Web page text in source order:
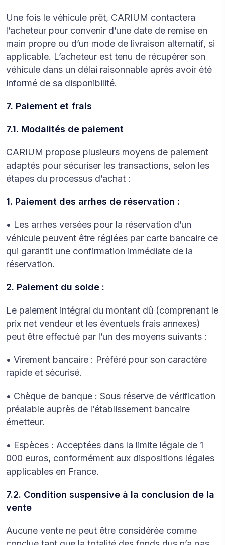
Une fois le véhicule prêt, CARIUM contactera
l’acheteur pour convenir d’une date de remise en
main propre ou d’un mode de livraison alternatif, si
applicable. L’acheteur est tenu de récupérer son
véhicule dans un délai raisonnable après avoir été
informé de sa disponibilité.
7. Paiement et frais
7.1. Modalités de paiement
CARIUM propose plusieurs moyens de paiement
adaptés pour sécuriser les transactions, selon les
étapes du processus d’achat :
1. Paiement des arrhes de réservation :
• Les arrhes versées pour la réservation d’un
véhicule peuvent être réglées par carte bancaire ce
qui garantit une confirmation immédiate de la
réservation.
2. Paiement du solde :
Le paiement intégral du montant dû (comprenant le
prix net vendeur et les éventuels frais annexes)
peut être effectué par l’un des moyens suivants :
• Virement bancaire : Préféré pour son caractère
rapide et sécurisé.
• Chèque de banque : Sous réserve de vérification
préalable auprès de l’établissement bancaire
émetteur.
• Espèces : Acceptées dans la limite légale de 1
000 euros, conformément aux dispositions légales
applicables en France.
7.2. Condition suspensive à la conclusion de la
vente
Aucune vente ne peut être considérée comme